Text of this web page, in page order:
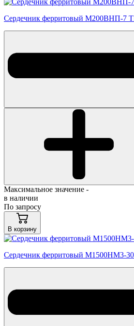
Сердечник ферритовый М200ВНП-7
Максимальное значение -
в наличии
По запросу
В корзину
Сердечник ферритовый М1500НМ3-